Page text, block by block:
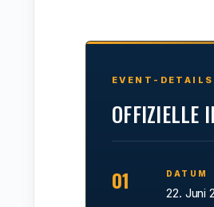
EVENT-DETAILS
OFFIZIELLE
01 DATUM
22. Juni